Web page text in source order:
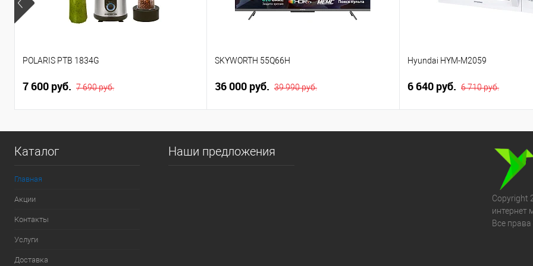
POLARIS PTB 1834G
7 600 руб. 7 690 руб.
SKYWORTH 55Q66H
36 000 руб. 39 990 руб.
Hyundai HYM-M2059
6 640 руб. 6 710 руб.
Каталог
Главная
Акции
Контакты
Услуги
Доставка
Наши предложения
Copyright
интернет
Все